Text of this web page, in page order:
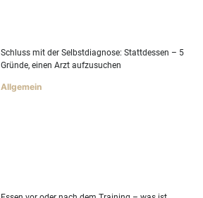
Schluss mit der Selbstdiagnose: Stattdessen – 5
Gründe, einen Arzt aufzusuchen
Allgemein